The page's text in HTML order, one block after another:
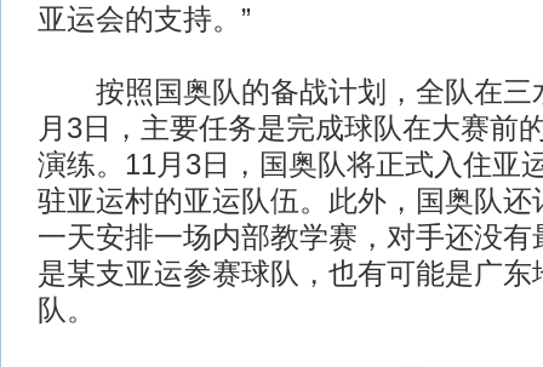
亚运会的支持。”
按照国奥队的备战计划，全队在三
月3日，主要任务是完成球队在大赛前
演练。11月3日，国奥队将正式入住亚
驻亚运村的亚运队伍。此外，国奥队还
一天安排一场内部教学赛，对手还没有
是某支亚运参赛球队，也有可能是广东
队。